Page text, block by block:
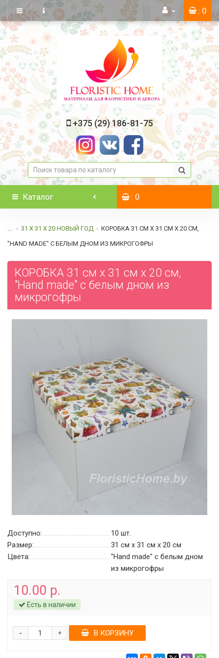
: 0
+375 (29) 186-81-75
Каталог : 0
... 31 Х 31 Х 20 НОВЫЙ ГОД КОРОБКА 31 СМ Х 31 СМ Х 20 СМ,
"HAND MADE" C БЕЛЫМ ДНОМ ИЗ МИКРОГОФРЫ
КОРОБКА 31 см х 31 см х 20 см,
"Hand made" c белым дном из
микрогофры
Доступно: 10 шт.
Размер:
31 см х 31 см х 20 см
Цвета:
"Hand made" c белым дном
из микрогофры
10.00 р.
Есть в наличии
+
- В КОРЗИНУ